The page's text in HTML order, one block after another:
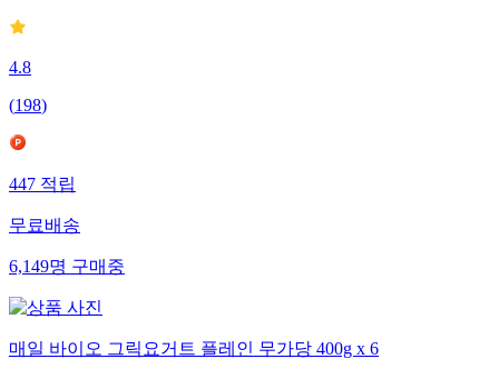
4.8
(198)
447 적립
무료배송
6,149명 구매중
매일 바이오 그릭요거트 플레인 무가당 400g x 6